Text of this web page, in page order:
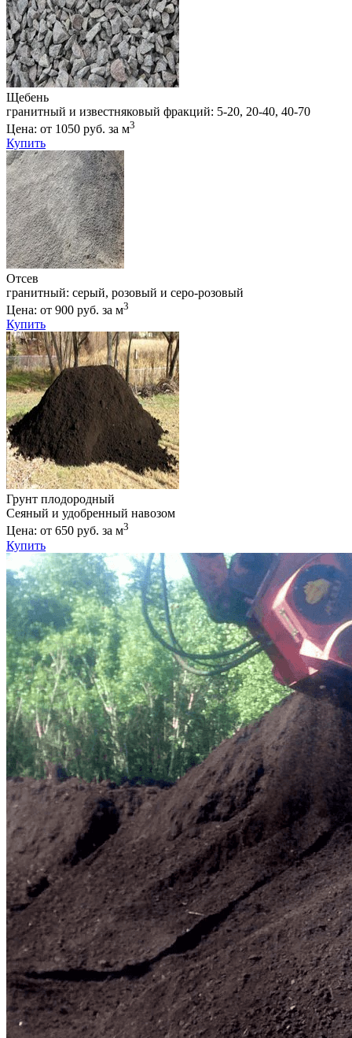
Щебень
гранитный и известняковый фракций: 5-20, 20-40, 40-70
Цена: от 1050 руб. за м3
Купить
Отсев
гранитный: серый, розовый и серо-розовый
Цена: от 900 руб. за м3
Купить
Грунт плодородный
Сеяный и удобренный навозом
Цена: от 650 руб. за м3
Купить